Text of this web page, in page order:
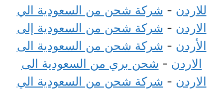
للاردن - شركة شحن من السعودية الي
الاردن - شركة شحن من السعودية إلى
الأردن - شركة شحن من السعودية الى
الاردن - شحن بري من السعودية الى
الاردن - شركة شحن من السعودية الي